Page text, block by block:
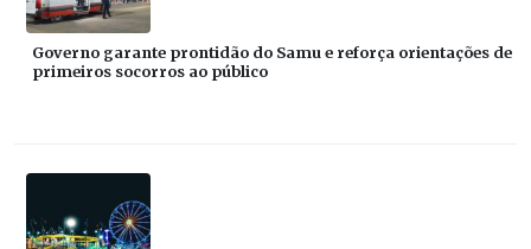
Governo garante prontidão do Samu e reforça orientações de
primeiros socorros ao público